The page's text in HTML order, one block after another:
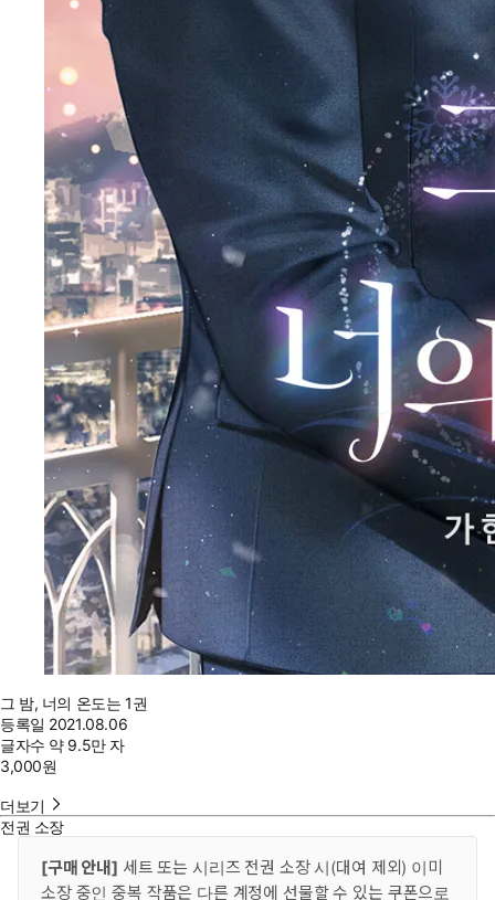
그 밤, 너의 온도는 1권
등록일 2021.08.06
글자수 약 9.5만 자
3,000원
더보기
전권 소장
[구매 안내] 세트 또는 시리즈 전권 소장 시(대여 제외) 이미
소장 중인 중복 작품은 다른 계정에 선물할 수 있는 쿠폰으로